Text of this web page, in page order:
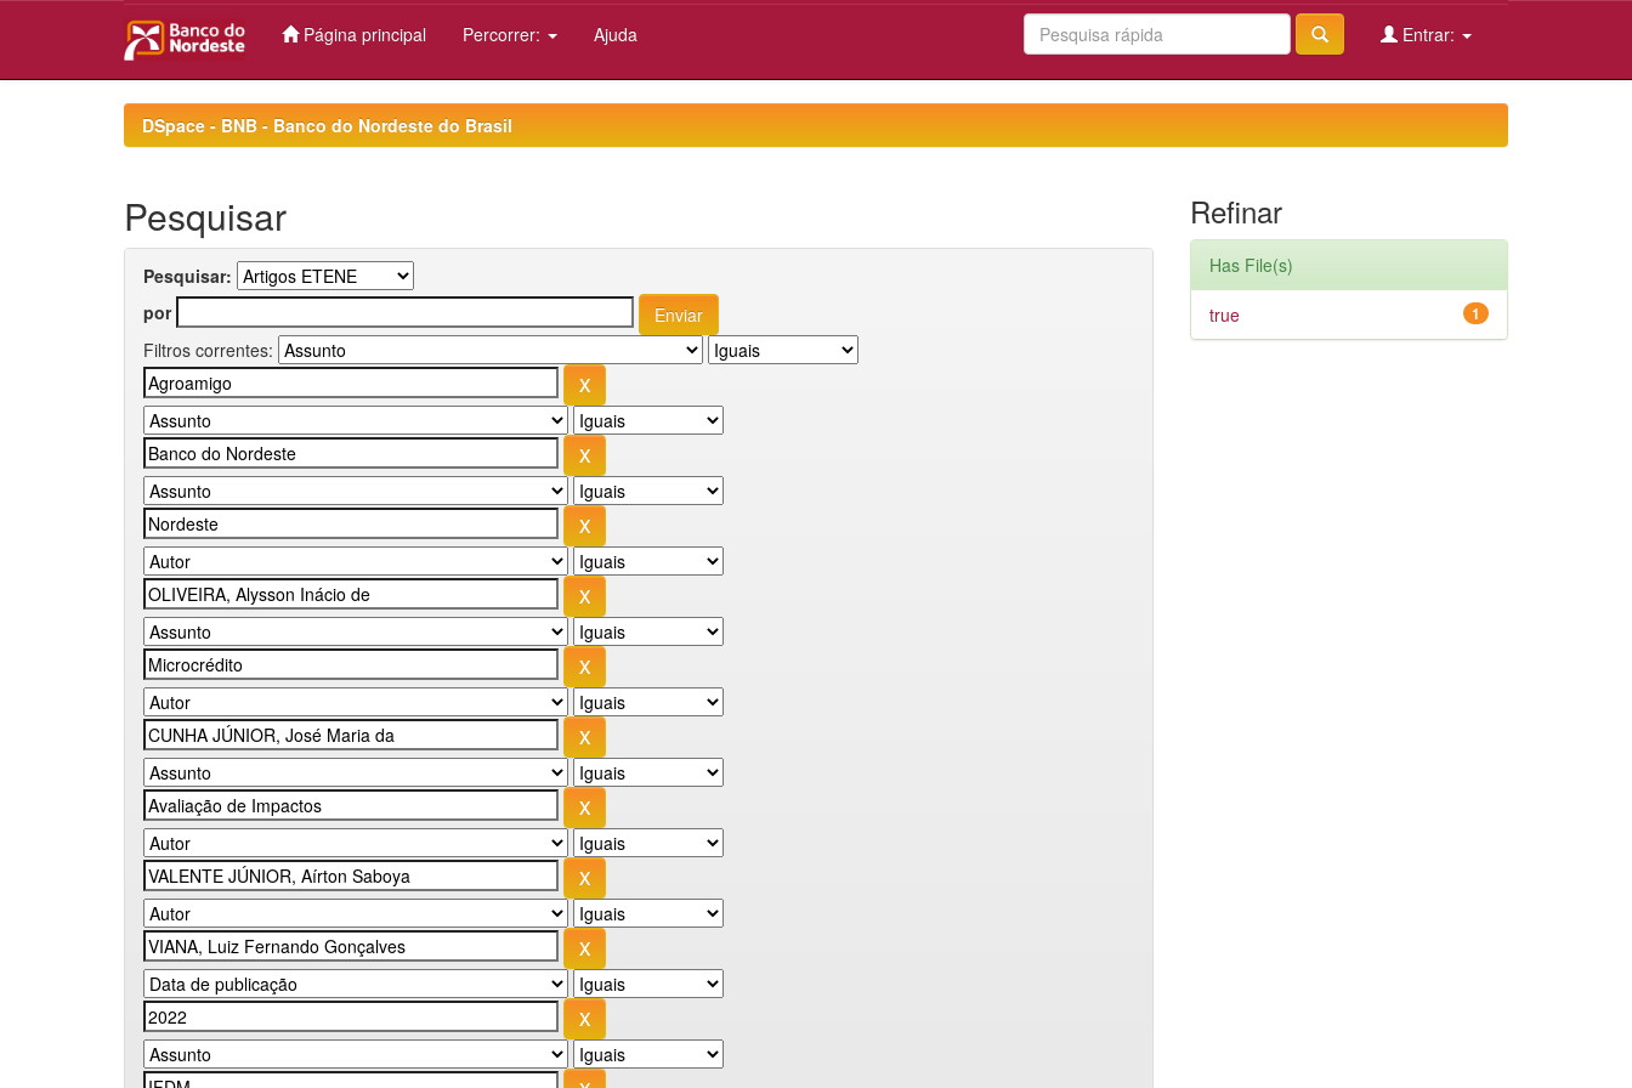
Página principal Percorrer: Ajuda Entrar:
DSpace - BNB - Banco do Nordeste do Brasil
Pesquisar
Pesquisar:
por
Filtros correntes:
Refinar
Has File(s)
1
true